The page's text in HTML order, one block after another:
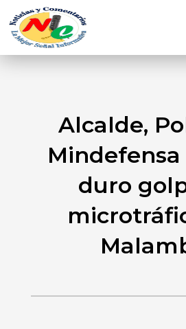
Alcalde,
duro